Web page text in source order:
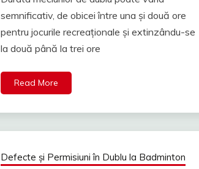
semnificativ, de obicei între una și două ore
pentru jocurile recreaționale și extinzându-se
la două până la trei ore
Read More
Defecte și Permisiuni în Dublu la Badminton